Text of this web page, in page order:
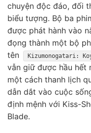
chuyện độc đáo, đối
biểu tượng. Bộ ba
được phát hành vào
đọng thành một bộ
tên
Kizumonogatari:
vẫn giữ được hầu hết
một cách thanh lịch
dẫn dắt vào cuộc
định mệnh với Kiss-
Blade.